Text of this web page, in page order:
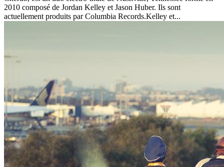
2010 composé de Jordan Kelley et Jason Huber. Ils sont
actuellement produits par Columbia Records.Kelley et...